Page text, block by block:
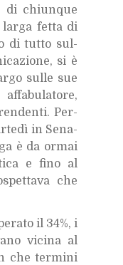
di chiun­que
fet­ta di
di tut­to sul­
si è
sul­le sue
Per­
in Se­na­
è da or­mai
e fino al
che
il 34%, i
vi­ci­na al
che ter­mi­ni